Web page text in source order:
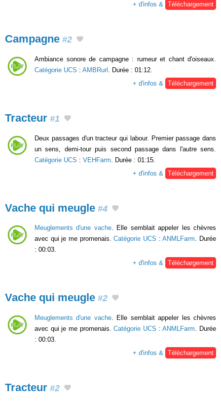
+ d'infos & Téléchargement
Campagne #2
Ambiance sonore de campagne : rumeur et chant d'oiseaux.
Catégorie UCS : AMBRurl . Durée : 01:12.
+ d'infos & Téléchargement
Tracteur #1
Deux passages d'un tracteur qui labour. Premier passage dans
un sens, demi-tour puis second passage dans l'autre sens.
Catégorie UCS : VEHFarm . Durée : 01:15.
+ d'infos &
Téléchargement
Vache qui meugle #4
Meuglements d'une vache. Elle semblait appeler les chèvres
avec qui je me promenais.Catégorie UCS :ANMLFarm. Durée
: 00:03.
+ d'infos & Téléchargement
Vache qui meugle #2
Meuglements d'une vache. Elle semblait appeler les chèvres
avec qui je me promenais.Catégorie UCS :ANMLFarm. Durée
: 00:03.
+ d'infos & Téléchargement
Tracteur #2